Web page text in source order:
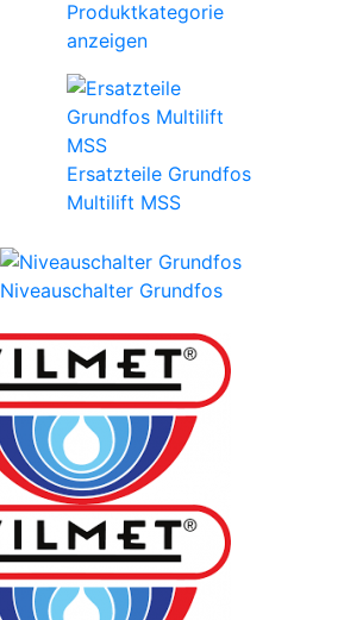
Produktkategorie
anzeigen
Ersatzteile Grundfos
Multilift MSS
Niveauschalter Grundfos